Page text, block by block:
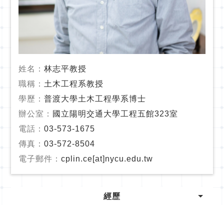
姓名：林志平教授
職稱： 土木工程系教授
學歷：普渡大學土木工程學系博士
辦公室： 國立陽明交通大學工程五館323室
電話：03-573-1675
傳真：03-572-8504
電子郵件：cplin.ce[at]nycu.edu.tw
經歷